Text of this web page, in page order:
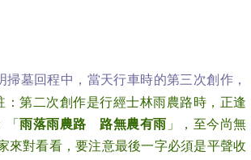
掃墓回程中，當天行車時的第三次創作，
：第二次創作是行經士林雨農路時，正逢
雨落雨農路 路無農有雨 」，至今尚無
來對看看，要注意最後一字必須是平聲收